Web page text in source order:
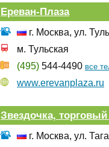
Ереван-Плаза
г. Москва, ул.
м. Тульская
(495) 544-4490 все
www.erevanplaza.ru
Звездочка, торговый
г. Москва, ул.